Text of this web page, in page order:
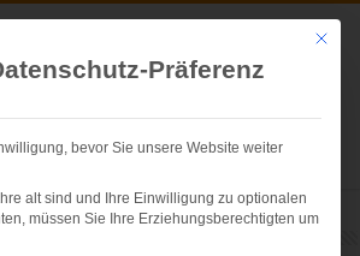
Swoboda
Herzlich willkommen
Mit
Präferenz
bevor Sie unsere Website weiter
alt sind und Ihre Einwilligung zu optionalen
müssen Sie Ihre Erziehungsberechtigten um